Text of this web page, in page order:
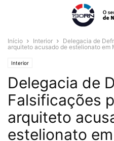
Início Interior
Delegacia de
arquiteto acusado de estelionato em
Interior
Delegacia de
Falsificações
arquiteto
estelionato